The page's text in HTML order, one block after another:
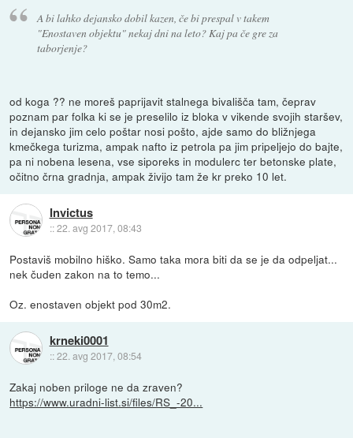
A bi lahko dejansko dobil kazen, če bi prespal v takem
"Enostaven objektu" nekaj dni na leto? Kaj pa če gre za
taborjenje?
od koga ?? ne moreš paprijavit stalnega bivališča tam, čeprav
poznam par folka ki se je preselilo iz bloka v vikende svojih staršev,
in dejansko jim celo poštar nosi pošto, ajde samo do bližnjega
kmečkega turizma, ampak nafto iz petrola pa jim pripeljejo do bajte,
pa ni nobena lesena, vse siporeks in modulerc ter betonske plate,
očitno črna gradnja, ampak živijo tam že kr preko 10 let.
Invictus
::22. avg 2017, 08:43
Postaviš mobilno hiško. Samo taka mora biti da se je da odpeljat...
nek čuden zakon na to temo...
Oz. enostaven objekt pod 30m2.
krneki0001
::22. avg 2017, 08:54
Zakaj noben priloge ne da zraven?
https://www.uradni-list.si/files/RS_-20...